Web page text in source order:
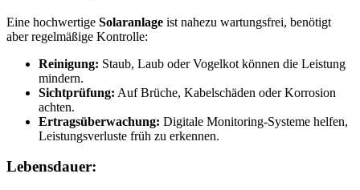
Eine hochwertige Solaranlage ist nahezu wartungsfrei, benötigt
aber regelmäßige Kontrolle:
Reinigung: Staub, Laub oder Vogelkot können die Leistung
mindern.
Sichtprüfung: Auf Brüche, Kabelschäden oder Korrosion
achten.
Ertragsüberwachung: Digitale Monitoring-Systeme helfen,
Leistungsverluste früh zu erkennen.
Lebensdauer: